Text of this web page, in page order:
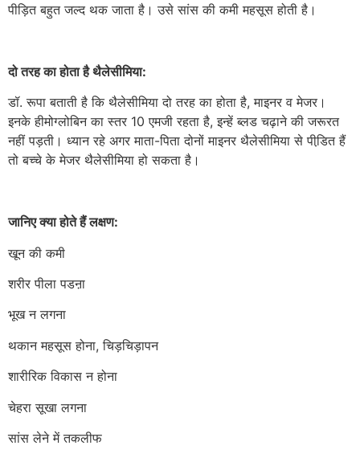
पीड़ित बहुत जल्द थक जाता है। उसे सांस की कमी महसूस होती है।
दो तरह का होता है थैलेसीमिया:
डॉ. रूपा बताती है कि थैलेसीमिया दो तरह का होता है, माइनर व मेजर।
इनके हीमोग्लोबिन का स्तर 10 एमजी रहता है, इन्हें ब्लड चढ़ाने की जरूरत
नहीं पड़ती। ध्यान रहे अगर माता-पिता दोनों माइनर थैलेसीमिया से पीडि़त हैं
तो बच्चे के मेजर थैलेसीमिया हो सकता है।
जानिए क्या होते हैं लक्षण:
खून की कमी
शरीर पीला पडऩा
भूख न लगना
थकान महसूस होना, चिड़चिड़ापन
शारीरिक विकास न होना
चेहरा सूखा लगना
सांस लेने में तकलीफ